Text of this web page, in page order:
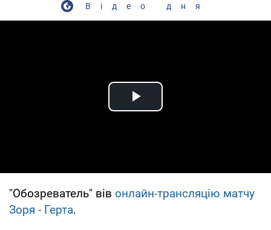
Відео дня
Play Video
"Обозреватель" вів онлайн-трансляцію матчу
Зоря - Герта.